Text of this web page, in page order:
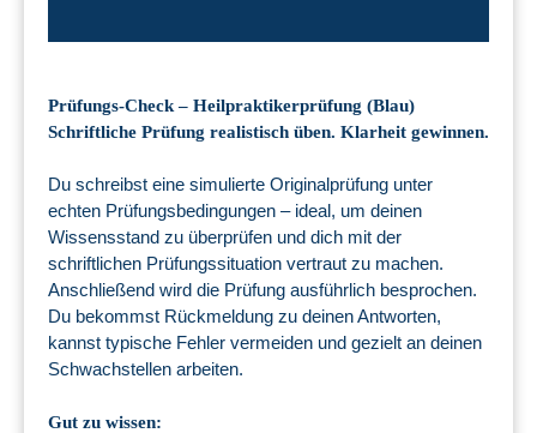
Prüfungs-Check – Heilpraktikerprüfung (Blau)
Schriftliche Prüfung realistisch üben. Klarheit gewinnen.
Du schreibst eine simulierte Originalprüfung unter
echten Prüfungsbedingungen – ideal, um deinen
Wissensstand zu überprüfen und dich mit der
schriftlichen Prüfungssituation vertraut zu machen.
Anschließend wird die Prüfung ausführlich besprochen.
Du bekommst Rückmeldung zu deinen Antworten,
kannst typische Fehler vermeiden und gezielt an deinen
Schwachstellen arbeiten.
Gut zu wissen: